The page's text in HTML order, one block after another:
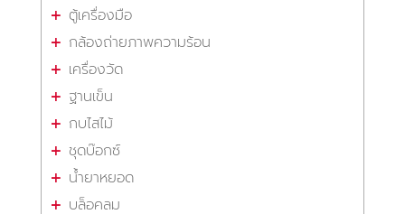
ตู้เครื่องมือ
กล้องถ่ายภาพความร้อน
เครื่องวัด
ฐานเข็น
กบไสไม้
ชุดบ๊อกซ์
น้ำยาหยอด
บล็อคลม